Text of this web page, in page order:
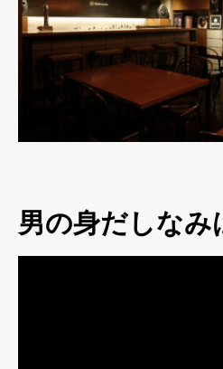
男の身だしなみ